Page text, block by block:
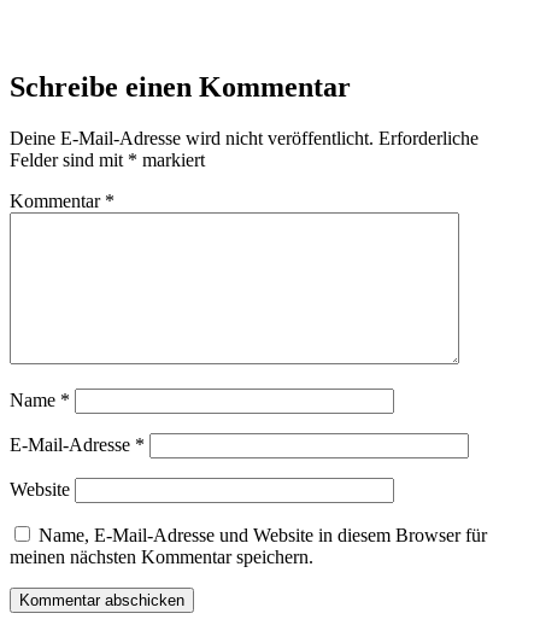
Schreibe einen Kommentar
Deine E-Mail-Adresse wird nicht veröffentlicht. Erforderliche
Felder sind mit * markiert
Kommentar *
Name *
E-Mail-Adresse *
Website
Name, E-Mail-Adresse und Website in diesem Browser für
meinen nächsten Kommentar speichern.